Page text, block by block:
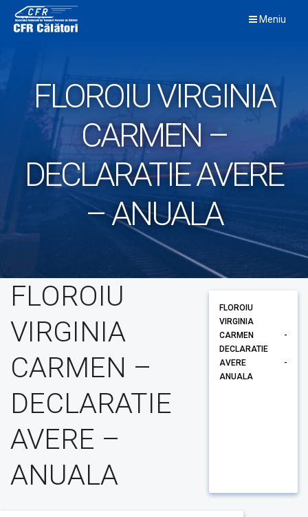
content
Meniu
FLOROIU VIRGINIA
CARMEN –
DECLARATIE AVERE
– ANUALA
FLOROIU
VIRGINIA
CARMEN –
DECLARATIE
AVERE –
ANUALA
FLOROIU
VIRGINIA
CARMEN -
DECLARATIE
AVERE -
ANUALA